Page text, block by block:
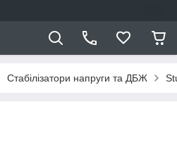
Стабілізатори напруги та ДБЖ